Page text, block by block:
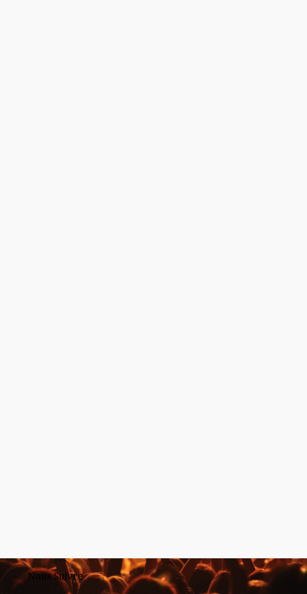
Nous Suivre